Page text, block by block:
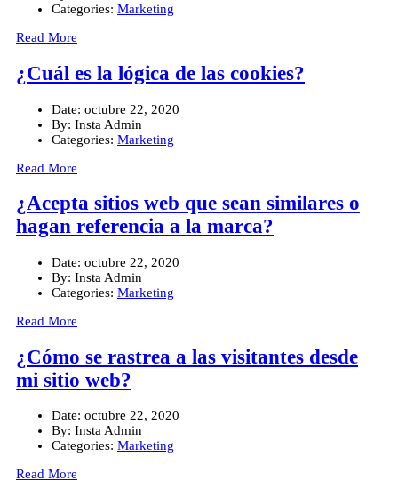
Categories: Marketing
Read More
¿Cuál es la lógica de las cookies?
Date: octubre 22, 2020
By: Insta Admin
Categories: Marketing
Read More
¿Acepta sitios web que sean similares o
hagan referencia a la marca?
Date: octubre 22, 2020
By: Insta Admin
Categories: Marketing
Read More
¿Cómo se rastrea a las visitantes desde
mi sitio web?
Date: octubre 22, 2020
By: Insta Admin
Categories: Marketing
Read More